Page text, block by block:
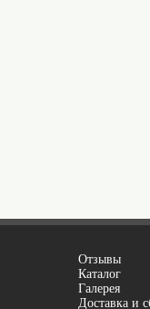
Отзывы
Каталог
Галерея
Доставка и